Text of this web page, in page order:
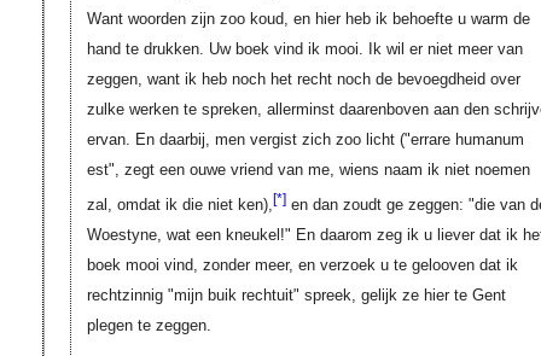
Want woorden zijn zoo koud, en hier heb ik behoefte u warm de
hand te drukken. Uw boek vind ik mooi. Ik wil er niet meer van
zeggen, want ik heb noch het recht noch de bevoegdheid over
zulke werken te spreken, allerminst daarenboven aan den
ervan. En daarbij, men vergist zich zoo licht ("errare humanum
est" , zegt een ouwe vriend van me, wiens naam ik niet noemen
zal, omdat ik die niet ken),[*]en dan zoudt ge zeggen: "die van
Woestyne, wat een kneukel!" En daarom zeg ik u liever dat ik
boek mooi vind, zonder meer, en verzoek u te gelooven dat ik
rechtzinnig "mijn buik rechtuit" spreek, gelijk ze hier te Gent
plegen te zeggen.